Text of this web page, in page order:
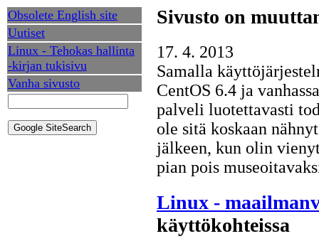
Obsolete English site
Uutiset
Linux - Tehokas hallinta
-kirjan tukisivu
Vanha sivusto
Sivusto on
17. 4. 2013
Samalla
CentOS 6.4 ja
palveli luotettavasti
ole sitä koskaan
jälkeen, kun olin
pian pois
Linux -
käyttökohteissa